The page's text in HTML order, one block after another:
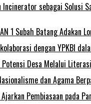
Incinerator sebagai Solusi
1 Subah Batang Adakan
dengan YPKBI
Desa Melalui
dan Agama
Pembiasaan pada